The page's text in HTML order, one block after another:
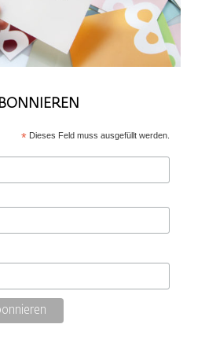
* Dieses Feld muss ausgefüllt werden.